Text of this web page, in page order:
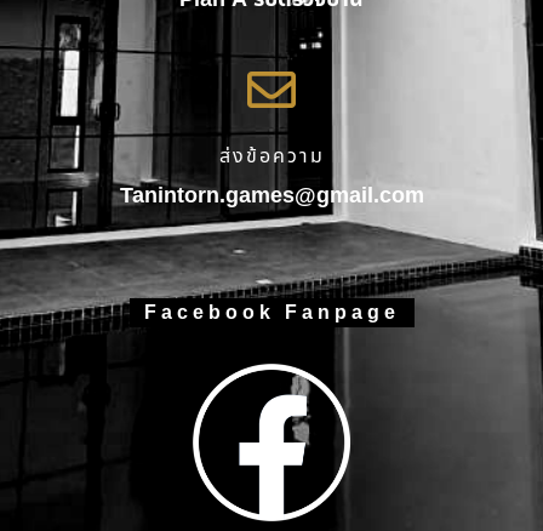
ส่งข้อความ
Tanintorn.games@gmail.com
Facebook Fanpage